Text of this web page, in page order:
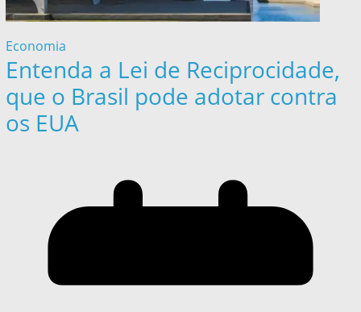
Economia
Entenda a Lei de Reciprocidade,
que o Brasil pode adotar contra
os EUA